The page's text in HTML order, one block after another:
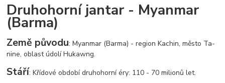
Druhohorní jantar - Myanmar
(Barma)
Země původu: Myanmar (Barma) - region Kachin, město Ta-
nine, oblast údolí Hukawng.
Stáří: Křídové období druhohorní éry: 110 - 70 milionů let.